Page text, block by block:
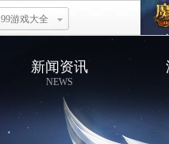
99游戏大全
新闻资讯
NEWS